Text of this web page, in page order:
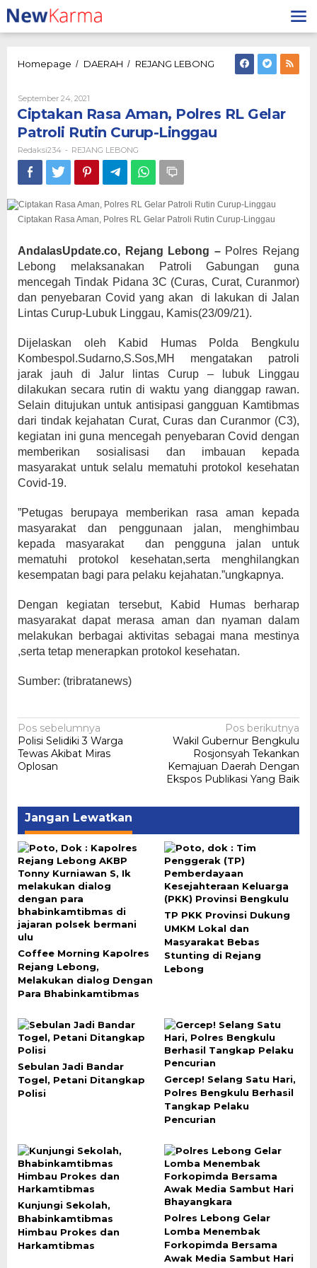
Lewati
ke
konten
Homepage / DAERAH / REJANG LEBONG Ciptakan
RL
Patroli
September 24, 2021
Redaksi234
Ciptakan Rasa Aman, Polres RL Gelar
Patroli Rutin Curup-Linggau
Redaksi234 - REJANG LEBONG
Ciptakan Rasa Aman, Polres RL Gelar Patroli Rutin Curup-Linggau
AndalasUpdate.co, Rejang Lebong – Polres Rejang
Lebong melaksanakan Patroli Gabungan guna
mencegah Tindak Pidana 3C (Curas, Curat, Curanmor)
dan penyebaran Covid yang akan di lakukan di Jalan
Lintas Curup-Lubuk Linggau, Kamis(23/09/21).
Dijelaskan oleh Kabid Humas Polda Bengkulu
Kombespol.Sudarno,S.Sos,MH mengatakan patroli
jarak jauh di Jalur lintas Curup – lubuk Linggau
dilakukan secara rutin di waktu yang dianggap rawan.
Selain ditujukan untuk antisipasi gangguan Kamtibmas
dari tindak kejahatan Curat, Curas dan Curanmor (C3),
kegiatan ini guna mencegah penyebaran Covid dengan
memberikan sosialisasi dan imbauan kepada
masyarakat untuk selalu mematuhi protokol kesehatan
Covid-19.
”Petugas berupaya memberikan rasa aman kepada
masyarakat dan penggunaan jalan, menghimbau
kepada masyarakat dan pengguna jalan untuk
mematuhi protokol kesehatan,serta menghilangkan
kesempatan bagi para pelaku kejahatan.”ungkapnya.
Dengan kegiatan tersebut, Kabid Humas berharap
masyarakat dapat merasa aman dan nyaman dalam
melakukan berbagai aktivitas sebagai mana mestinya
,serta tetap menerapkan protokol kesehatan.
Sumber: (tribratanews)
Navigasi
pos
Pos sebelumnya
Polisi Selidiki 3 Warga
Tewas Akibat Miras
Oplosan
Pos berikutnya
Wakil Gubernur Bengkulu
Rosjonsyah Tekankan
Kemajuan Daerah Dengan
Ekspos Publikasi Yang Baik
Jangan Lewatkan
Coffee Morning Kapolres
Rejang Lebong,
Melakukan dialog Dengan
Para Bhabinkamtibmas
TP PKK Provinsi Dukung
UMKM Lokal dan
Masyarakat Bebas
Stunting di Rejang
Lebong
Sebulan Jadi Bandar
Togel, Petani Ditangkap
Polisi
Gercep! Selang Satu Hari,
Polres Bengkulu Berhasil
Tangkap Pelaku
Pencurian
Kunjungi Sekolah,
Bhabinkamtibmas
Himbau Prokes dan
Harkamtibmas
Polres Lebong Gelar
Lomba Menembak
Forkopimda Bersama
Awak Media Sambut Hari